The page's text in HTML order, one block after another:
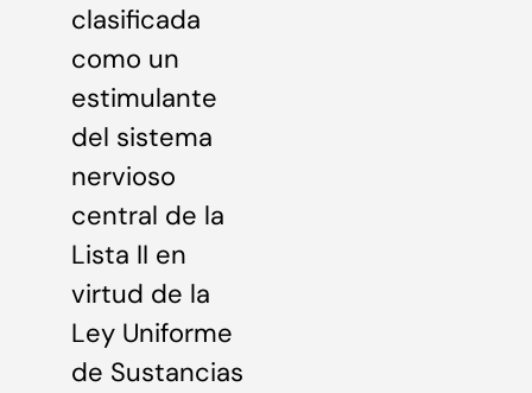
clasificada
como un
estimulante
del sistema
nervioso
central de la
Lista II en
virtud de la
Ley Uniforme
de Sustancias